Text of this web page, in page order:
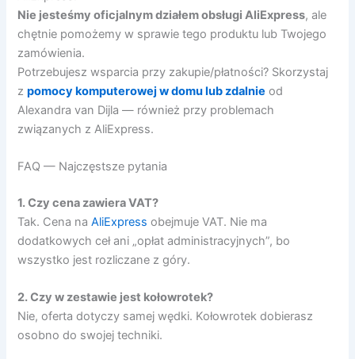
Nie jesteśmy oficjalnym działem obsługi AliExpress, ale
chętnie pomożemy w sprawie tego produktu lub Twojego
zamówienia.
Potrzebujesz wsparcia przy zakupie/płatności? Skorzystaj
zpomocy komputerowej w domu lub zdalnie od
Alexandra van Dijla — również przy problemach
związanych z AliExpress.
FAQ — Najczęstsze pytania
1. Czy cena zawiera VAT?
Tak. Cena naAliExpress obejmuje VAT. Nie ma
dodatkowych ceł ani „opłat administracyjnych”, bo
wszystko jest rozliczane z góry.
2. Czy w zestawie jest kołowrotek?
Nie, oferta dotyczy samej wędki. Kołowrotek dobierasz
osobno do swojej techniki.